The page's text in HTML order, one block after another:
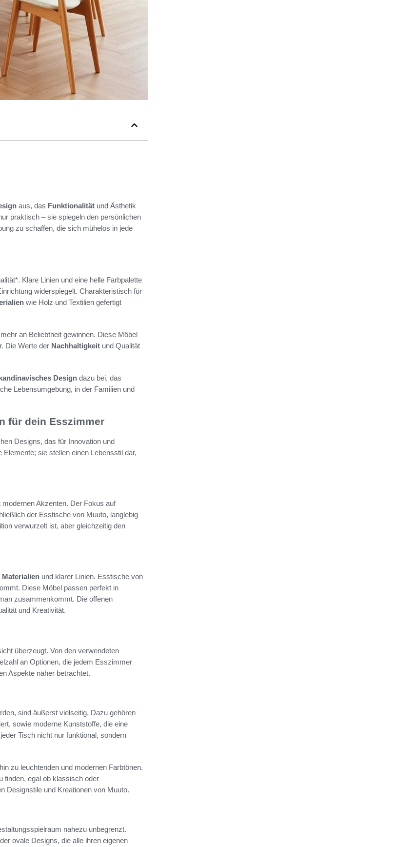
aus, das Funktionalität und Ästhetik
praktisch – sie spiegeln den persönlichen
zu schaffen, die sich mühelos in jede
Klare Linien und eine helle Farbpalette
widerspiegelt. Charakteristisch für
wie Holz und Textilien gefertigt
an Beliebtheit gewinnen. Diese Möbel
Die Werte der Nachhaltigkeit und Qualität
Design dazu bei, das
Lebensumgebung, in der Familien und
für dein Esszimmer
Designs, das für Innovation und
sie stellen einen Lebensstil dar,
Akzenten. Der Fokus auf
der Esstische von Muuto, langlebig
verwurzelt ist, aber gleichzeitig den
Materialien und klarer Linien. Esstische von
Diese Möbel passen perfekt in
zusammenkommt. Die offenen
und Kreativität.
überzeugt. Von den verwendeten
an Optionen, die jedem Esszimmer
Aspekte näher betrachtet.
sind äußerst vielseitig. Dazu gehören
sowie moderne Kunststoffe, die eine
Tisch nicht nur funktional, sondern
zu leuchtenden und modernen Farbtönen.
finden, egal ob klassisch oder
Designstile und Kreationen von Muuto.
nahezu unbegrenzt.
ovale Designs, die alle ihren eigenen